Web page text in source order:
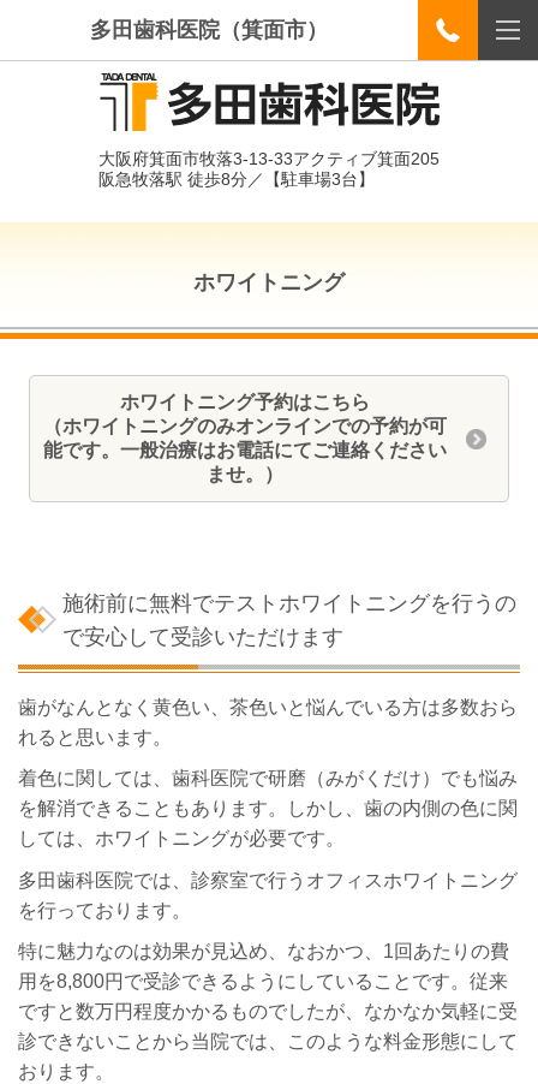
多田歯科医院（箕面市）
大阪府箕面市牧落3-13-33アクティブ箕面205
阪急牧落駅 徒歩8分／【駐車場3台】
ホワイトニング
ホワイトニング予約はこちら
（ホワイトニングのみオンラインでの予約が可
能です。一般治療はお電話にてご連絡ください
ませ。）
施術前に無料でテストホワイトニングを行うの
で安心して受診いただけます
歯がなんとなく黄色い、茶色いと悩んでいる方は多数おら
れると思います。
着色に関しては、歯科医院で研磨（みがくだけ）でも悩み
を解消できることもあります。しかし、歯の内側の色に関
しては、ホワイトニングが必要です。
多田歯科医院では、診察室で行うオフィスホワイトニング
を行っております。
特に魅力なのは効果が見込め、なおかつ、1回あたりの費
用を8,800円で受診できるようにしていることです。従来
ですと数万円程度かかるものでしたが、なかなか気軽に受
診できないことから当院では、このような料金形態にして
おります。